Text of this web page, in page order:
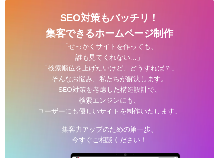
SEO対策もバッチリ！
集客できるホームページ制作
「せっかくサイトを作っても、
誰も見てくれない…」
「検索順位を上げたいけど、どうすれば？」
そんなお悩み、私たちが解決します。
SEO対策を考慮した構造設計で、
検索エンジンにも、
ユーザーにも優しいサイトを制作いたします。
集客力アップのための第一歩、
今すぐご相談ください！